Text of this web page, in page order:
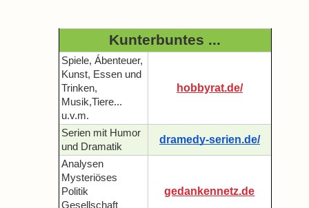
Kunterbuntes ...
Spiele, Ábenteuer,
Kunst, Essen und
Trinken,
Musik,Tiere...
u.v.m.
hobbyrat.de/
Serien mit Humor
und Dramatik
dramedy-serien.de/
Analysen
Mysteriöses
Politik
Gesellschaft
gedankennetz.de